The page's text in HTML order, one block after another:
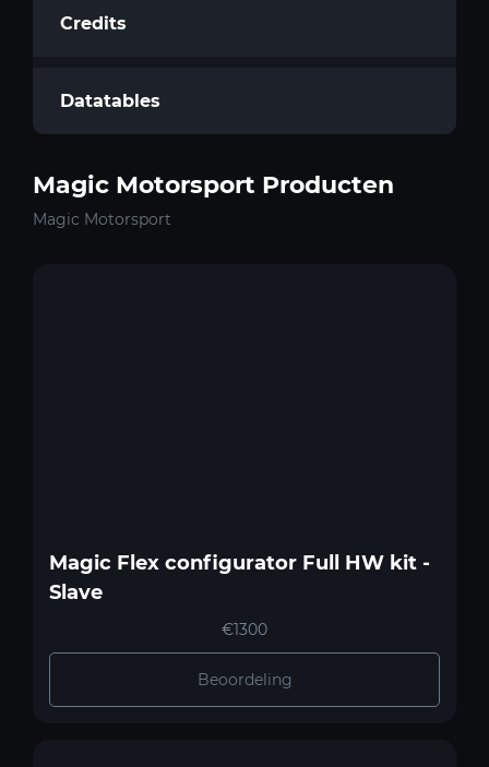
Credits
Datatables
Magic Motorsport Producten
Magic Motorsport
Magic Flex configurator Full HW kit -
Slave
€1300
Beoordeling